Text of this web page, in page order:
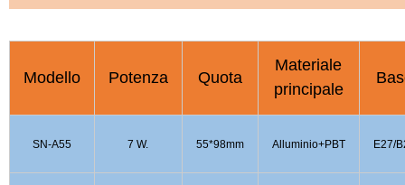
Modello Potenza Quota
Materiale
principale
SN-A55 7 W. 55*98mm Alluminio+PBT E27/